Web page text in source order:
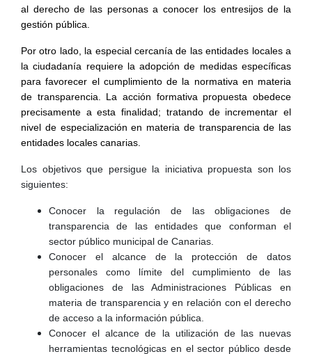
al derecho de las personas a conocer los entresijos de la
gestión pública.
Por otro lado, la especial cercanía de las entidades locales a
la ciudadanía requiere la adopción de medidas específicas
para favorecer el cumplimiento de la normativa en materia
de transparencia. La acción formativa propuesta obedece
precisamente a esta finalidad; tratando de incrementar el
nivel de especialización en materia de transparencia de las
entidades locales canarias.
Los objetivos que persigue la iniciativa propuesta son los
siguientes:
Conocer la regulación de las obligaciones de
transparencia de las entidades que conforman el
sector público municipal de Canarias.
Conocer el alcance de la protección de datos
personales como límite del cumplimiento de las
obligaciones de las Administraciones Públicas en
materia de transparencia y en relación con el derecho
de acceso a la información pública.
Conocer el alcance de la utilización de las nuevas
herramientas tecnológicas en el sector público desde